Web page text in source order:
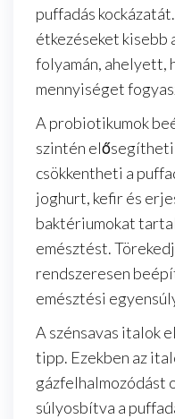
puffadás
étkezéseket kisebb
folyamán, ahelyett,
mennyiséget
A probiotikumok
szintén
csökkentheti a
joghurt, kefir és
baktériumokat
emésztést.
rendszeresen
emésztési
A szénsavas italok
tipp. Ezekben az
gázfelhalmozódást
súlyosbítva a